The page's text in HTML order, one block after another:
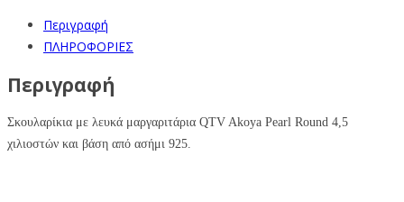
Περιγραφή
ΠΛΗΡΟΦΟΡΙΕΣ
Περιγραφή
Σκουλαρίκια με λευκά μαργαριτάρια QTV Akoya Pearl Round 4,5
χιλιοστών και βάση από ασήμι 925.